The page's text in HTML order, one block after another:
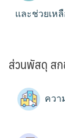
และช่วยเห
ส่วนพัสดุ ส
ควา